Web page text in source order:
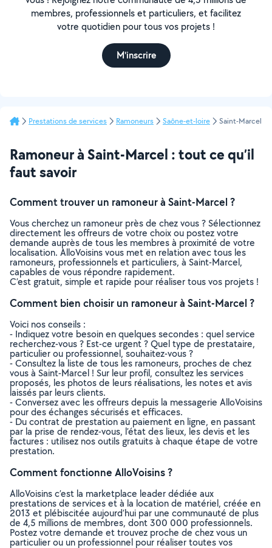
membres, professionnels et particuliers, et facilitez
votre quotidien pour tous vos projets !
M'inscrire
Prestations de services Ramoneurs Saône-et-loire Saint-Marcel
Ramoneur à Saint-Marcel : tout ce qu’il
faut savoir
Comment trouver un ramoneur à Saint-Marcel ?
Vous cherchez un ramoneur près de chez vous ? Sélectionnez
directement les offreurs de votre choix ou postez votre
demande auprès de tous les membres à proximité de votre
localisation. AlloVoisins vous met en relation avec tous les
ramoneurs, professionnels et particuliers, à Saint-Marcel,
capables de vous répondre rapidement.
C’est gratuit, simple et rapide pour réaliser tous vos projets !
Comment bien choisir un ramoneur à Saint-Marcel ?
Voici nos conseils :
- Indiquez votre besoin en quelques secondes : quel service
recherchez-vous ? Est-ce urgent ? Quel type de prestataire,
particulier ou professionnel, souhaitez-vous ?
- Consultez la liste de tous les ramoneurs, proches de chez
vous à Saint-Marcel ! Sur leur profil, consultez les services
proposés, les photos de leurs réalisations, les notes et avis
laissés par leurs clients.
- Conversez avec les offreurs depuis la messagerie AlloVoisins
pour des échanges sécurisés et efficaces.
- Du contrat de prestation au paiement en ligne, en passant
par la prise de rendez-vous, l’état des lieux, les devis et les
factures : utilisez nos outils gratuits à chaque étape de votre
prestation.
Comment fonctionne AlloVoisins ?
AlloVoisins c’est la marketplace leader dédiée aux
prestations de services et à la location de matériel, créée en
2013 et plébiscitée aujourd’hui par une communauté de plus
de 4,5 millions de membres, dont 300 000 professionnels.
Postez votre demande et trouvez proche de chez vous un
particulier ou un professionnel pour réaliser toutes vos